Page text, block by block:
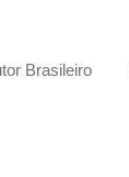
Brasileiro